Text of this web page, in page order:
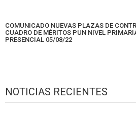
COMUNICADO NUEVAS PLAZAS DE
CUADRO DE MÉRITOS PUN NIVEL
PRESENCIAL 05/08/22
NOTICIAS RECIENTES